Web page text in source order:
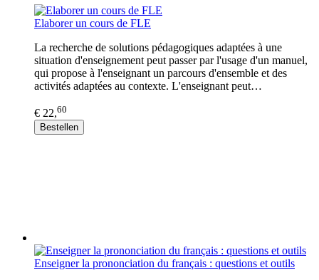
Elaborer un cours de FLE
La recherche de solutions pédagogiques adaptées à une
situation d'enseignement peut passer par l'usage d'un manuel,
qui propose à l'enseignant un parcours d'ensemble et des
activités adaptées au contexte. L'enseignant peut…
€ 22,60
Bestellen
Enseigner la prononciation du français : questions et outils